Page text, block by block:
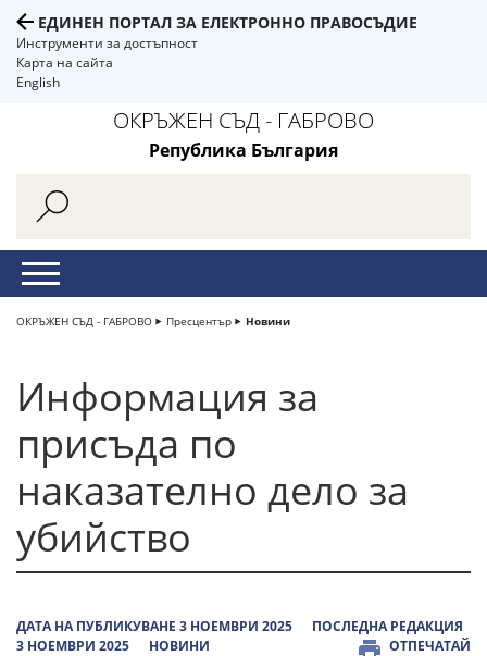
ЕДИНЕН ПОРТАЛ ЗА ЕЛЕКТРОННО ПРАВОСЪДИЕ
Инструменти за достъпност
Карта на сайта
English
ОКРЪЖЕН СЪД - ГАБРОВО
Република България
ОКРЪЖЕН СЪД - ГАБРОВО Пресцентър Новини
Информация за
присъда по
наказателно дело за
убийство
ДАТА НА ПУБЛИКУВАНЕ 3 НОЕМВРИ 2025
ПОСЛЕДНА РЕДАКЦИЯ
3 НОЕМВРИ 2025
НОВИНИ ОТПЕЧАТАЙ